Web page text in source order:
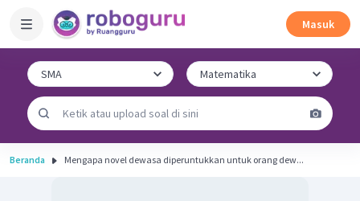
Masuk
Beranda Mengapa novel dewasa diperuntukkan untuk orang dew...